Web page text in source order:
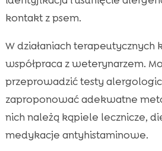
kontakt z psem.
W działaniach terapeutycznych
współpraca z weterynarzem.
przeprowadzić testy
zaproponować adekwatne
nich należą kąpiele lecznicze,
medykacje antyhistaminowe.